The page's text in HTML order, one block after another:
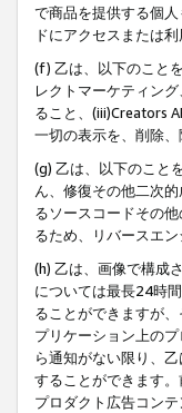
で商品を提供する個
ドにアクセスまたは
(f) 乙は、以下のこと
レクトマーケティン
ること、(iii)Creators
一切の表示を、削除
(g) 乙は、以下のこと
ん、修復その他二次
るソースコードその
るため、リバースエ
(h) 乙は、画像で構成
については最長24時
ることができますが
プリケーション上の
ら通知がない限り、
することができます
プロダクト広告コン